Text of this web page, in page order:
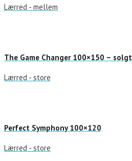
Lærred - mellem
The Game Changer 100×150 – solgt
Lærred - store
Perfect Symphony 100×120
Lærred - store